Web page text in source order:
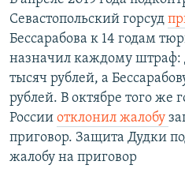
Севастопольский горсуд
Бессарабова к 14 годам
назначил каждому штраф:
тысяч рублей, а
рублей. В октябре того же
России отклонил жалобу
приговор. Защита Дудки
жалобу на приговор